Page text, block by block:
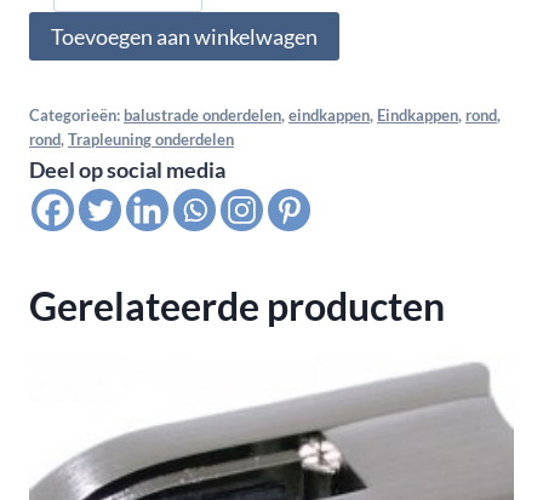
Eindkappen
Quick-
gewelfd
voor
buis
33,7x2,0,
K320
aantal
Toevoegen aan winkelwagen
Categorieën: balustrade onderdelen, eindkappen, Eindkappen, rond,
rond, Trapleuning onderdelen
Deel op social media
Gerelateerde producten